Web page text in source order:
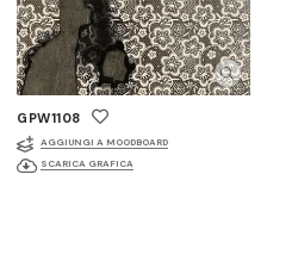
GPW1108
AGGIUNGI A MOODBOARD
SCARICA GRAFICA